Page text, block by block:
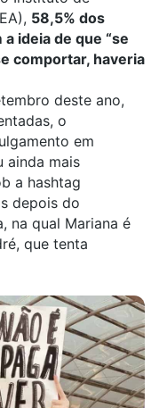
58,5% dos
ideia de que “se
comportar, haveria
deste ano,
o
em
ainda mais
a hashtag
depois do
na qual Mariana é
que tenta